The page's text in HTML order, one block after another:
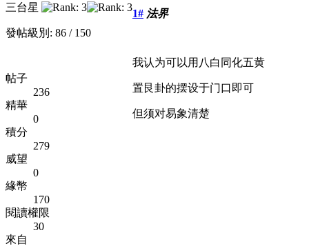
三台星
發帖級別: 86 / 150
帖子
236
精華
0
積分
279
威望
0
緣幣
170
閱讀權限
30
來自
1# 法界
我认为可以用八白同化五黄
置艮卦的摆设于门口即可
但须对易象清楚